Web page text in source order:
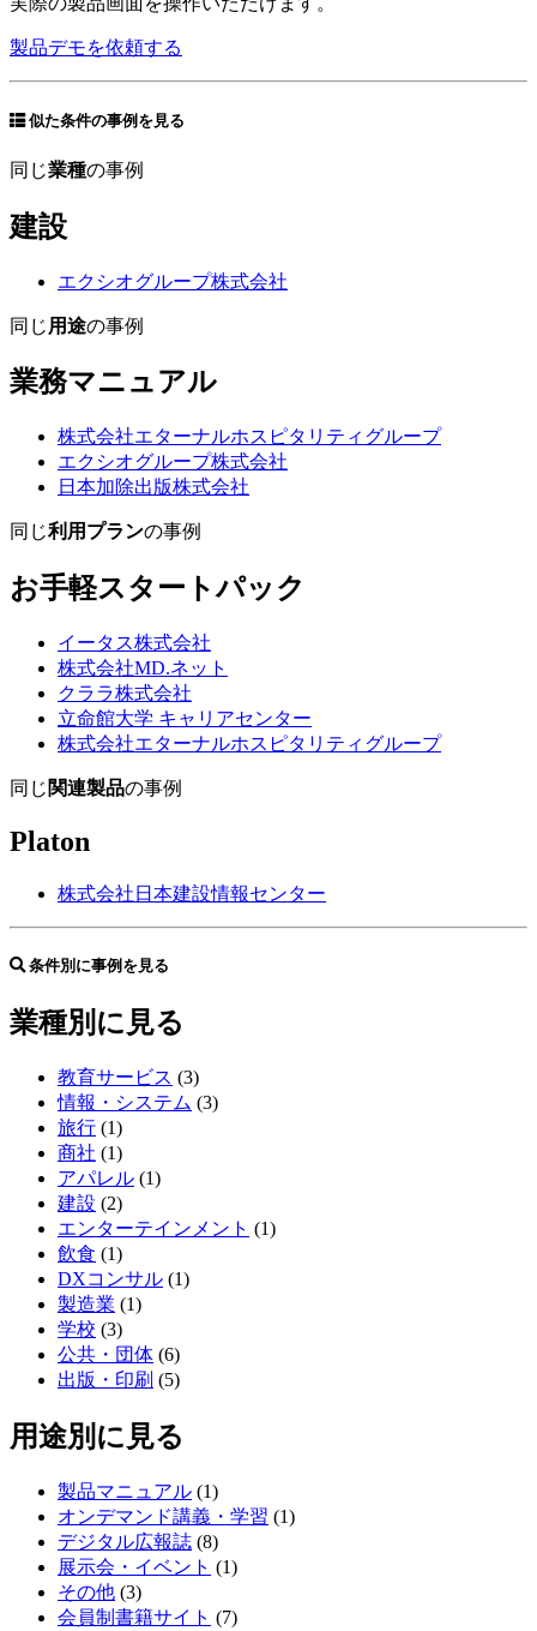
製品デモを依頼する
似た条件の事例を見る
同じ業種の事例
建設
エクシオグループ株式会社
同じ 用途の事例
業務マニュアル
株式会社エターナルホスピタリティグループ
エクシオグループ株式会社
日本加除出版株式会社
同じ利用プランの事例
お手軽スタートパック
イータス株式会社
株式会社MD.ネット
クララ株式会社
立命館大学 キャリアセンター
株式会社エターナルホスピタリティグループ
同じ 関連製品の事例
Platon
株式会社日本建設情報センター
条件別に事例を見る
業種別に見る
教育サービス (3)
情報・システム (3)
旅行 (1)
商社 (1)
アパレル (1)
建設 (2)
エンターテインメント (1)
飲食 (1)
DXコンサル (1)
製造業 (1)
学校 (3)
公共・団体 (6)
出版・印刷 (5)
用途別に見る
製品マニュアル (1)
オンデマンド講義・学習 (1)
デジタル広報誌 (8)
展示会・イベント (1)
その他 (3)
会員制書籍サイト (7)